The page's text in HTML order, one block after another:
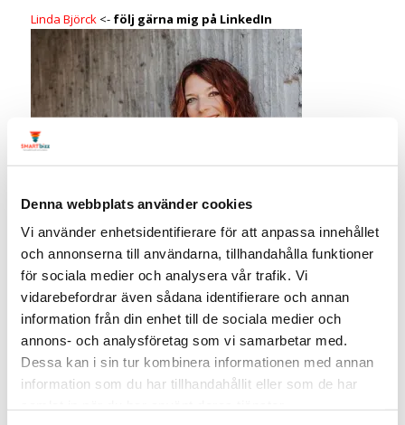
Denna webbplats använder cookies
Vi använder enhetsidentifierare för att anpassa innehållet
och annonserna till användarna, tillhandahålla funktioner
för sociala medier och analysera vår trafik. Vi
vidarebefordrar även sådana identifierare och annan
information från din enhet till de sociala medier och
annons- och analysföretag som vi samarbetar med.
Dessa kan i sin tur kombinera informationen med annan
information som du har tillhandahållit eller som de har
Linda Björck<- följ gärna mig på LinkedIn
LinkedIn-expert
Social media manager
SmartBizz AB